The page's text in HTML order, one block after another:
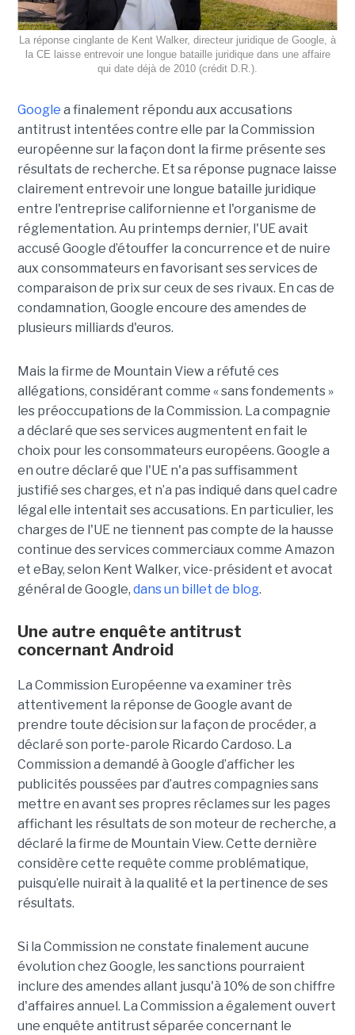
La réponse cinglante de Kent Walker, directeur juridique de Google, à
la CE laisse entrevoir une longue bataille juridique dans une affaire
qui date déjà de 2010 (crédit D.R.).
Google a finalement répondu aux accusations
antitrust intentées contre elle par la Commission
européenne sur la façon dont la firme présente ses
résultats de recherche. Et sa réponse pugnace laisse
clairement entrevoir une longue bataille juridique
entre l'entreprise californienne et l'organisme de
réglementation. Au printemps dernier, l'UE avait
accusé Google d’étouffer la concurrence et de nuire
aux consommateurs en favorisant ses services de
comparaison de prix sur ceux de ses rivaux. En cas de
condamnation, Google encoure des amendes de
plusieurs milliards d'euros.
Mais la firme de Mountain View a réfuté ces
allégations, considérant comme « sans fondements »
les préoccupations de la Commission. La compagnie
a déclaré que ses services augmentent en fait le
choix pour les consommateurs européens. Google a
en outre déclaré que l'UE n'a pas suffisamment
justifié ses charges, et n’a pas indiqué dans quel cadre
légal elle intentait ses accusations. En particulier, les
charges de l'UE ne tiennent pas compte de la hausse
continue des services commerciaux comme Amazon
et eBay, selon Kent Walker, vice-président et avocat
général de Google, dans un billet de blog.
Une autre enquête antitrust
concernant Android
La Commission Européenne va examiner très
attentivement la réponse de Google avant de
prendre toute décision sur la façon de procéder, a
déclaré son porte-parole Ricardo Cardoso. La
Commission a demandé à Google d’afficher les
publicités poussées par d’autres compagnies sans
mettre en avant ses propres réclames sur les pages
affichant les résultats de son moteur de recherche, a
déclaré la firme de Mountain View. Cette dernière
considère cette requête comme problématique,
puisqu’elle nuirait à la qualité et la pertinence de ses
résultats.
Si la Commission ne constate finalement aucune
évolution chez Google, les sanctions pourraient
inclure des amendes allant jusqu'à 10% de son chiffre
d'affaires annuel. La Commission a également ouvert
une enquête antitrust séparée concernant le